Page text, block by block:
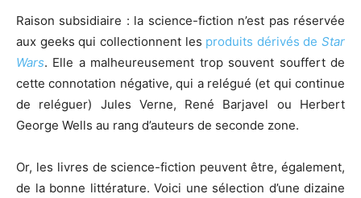
Raison subsidiaire : la science-fiction n’est pas réservée
aux geeks qui collectionnent les produits dérivés de Star
Wars. Elle a malheureusement trop souvent souffert de
cette connotation négative, qui a relégué (et qui continue
de reléguer) Jules Verne, René Barjavel ou Herbert
George Wells au rang d’auteurs de seconde zone.
Or, les livres de science-fiction peuvent être, également,
de la bonne littérature. Voici une sélection d’une dizaine